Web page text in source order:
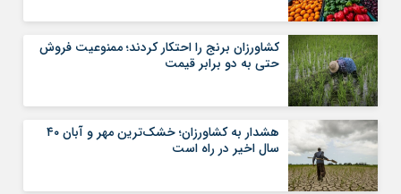
مرا به خاطر بسپار
کشاورزان برنج را احتکار کردند؛ ممنوعیت فروش
حتی به دو برابر قیمت
هشدار به کشاورزان؛ خشک‌ترین مهر و آبان ۴۰
سال اخیر در راه است